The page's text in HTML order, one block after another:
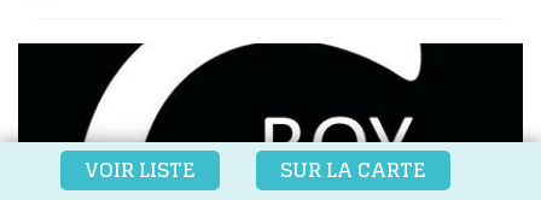
VOIR LISTE SUR LA CARTE